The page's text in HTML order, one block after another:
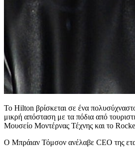
Το Hilton βρίσκεται σε ένα
μικρή απόσταση με τα πόδια από
Μουσείο Μοντέρνας Τέχνης και το
Ο Μπράιαν Τόμσον ανέλαβε CEO της